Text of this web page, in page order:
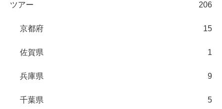
ツアー 206
京都府 15
佐賀県 1
兵庫県 9
千葉県 5